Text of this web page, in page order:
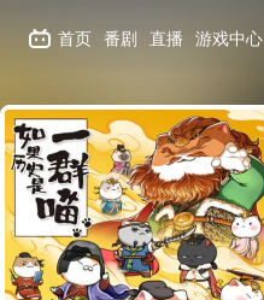
首页 番剧 直播 游戏中心